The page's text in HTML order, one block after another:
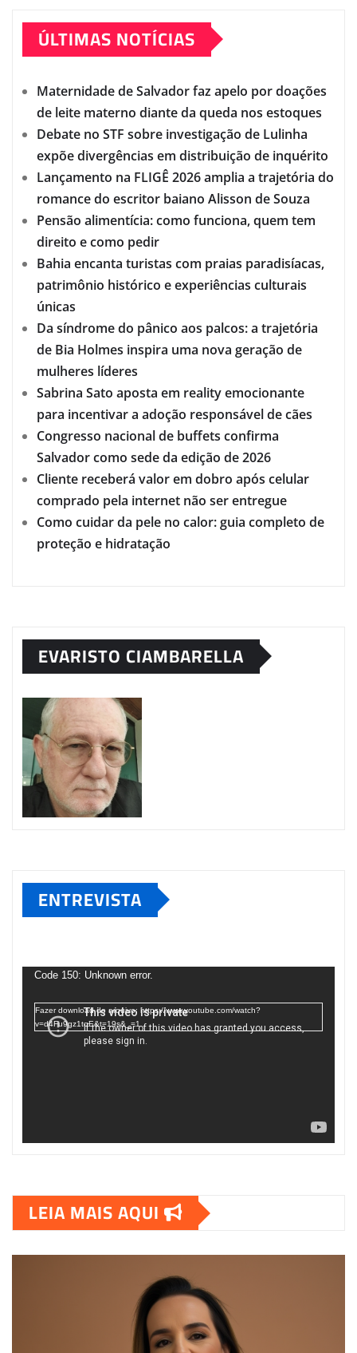
ÚLTIMAS NOTÍCIAS
Maternidade de Salvador faz apelo por doações
de leite materno diante da queda nos estoques
Debate no STF sobre investigação de Lulinha
expõe divergências em distribuição de inquérito
Lançamento na FLIGÊ 2026 amplia a trajetória do
romance do escritor baiano Alisson de Souza
Pensão alimentícia: como funciona, quem tem
direito e como pedir
Bahia encanta turistas com praias paradisíacas,
patrimônio histórico e experiências culturais
únicas
Da síndrome do pânico aos palcos: a trajetória
de Bia Holmes inspira uma nova geração de
mulheres líderes
Sabrina Sato aposta em reality emocionante
para incentivar a adoção responsável de cães
Congresso nacional de buffets confirma
Salvador como sede da edição de 2026
Cliente receberá valor em dobro após celular
comprado pela internet não ser entregue
Como cuidar da pele no calor: guia completo de
proteção e hidratação
EVARISTO CIAMBARELLA
ENTREVISTA
deCode 150: Unknown error.
Fazer download do arquivo: https://www.youtube.com/watch?
v=d4Fu9gz1tqE&t=19s&_=1
LEIA MAIS AQUI